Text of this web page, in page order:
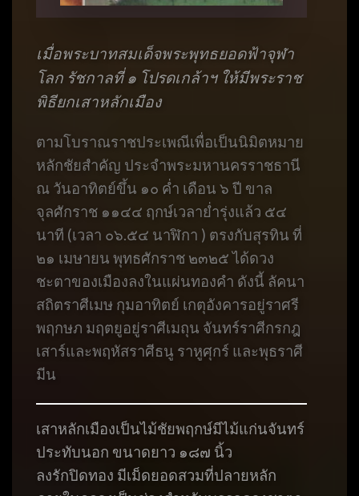
เมื่อพระบาทสมเด็จพระพุทธยอดฟ้าจุฬา
โลก รัชกาลที่ ๑ โปรดเกล้าฯ ให้มีพระราช
พิธียกเสาหลักเมือง
ตามโบราณราชประเพณีเพื่อเป็นนิมิตหมาย
หลักชัยสำคัญ ประจำพระมหานครราชธานี
ณ วันอาทิตย์ขึ้น ๑๐ ค่ำ เดือน ๖ ปี ขาล
จุลศักราช ๑๑๔๔ ฤกษ์เวลาย่ำรุ่งแล้ว ๕๔
นาที (เวลา ๐๖.๕๔ นาฬิกา ) ตรงกับสุรทิน ที่
๒๑ เมษายน พุทธศักราช ๒๓๒๕ ได้ดวง
ชะตาของเมืองลงในแผ่นทองคำ ดังนี้ ลัคนา
สถิตราศีเมษ กุมอาทิตย์ เกตุอังคารอยู่ราศรี
พฤกษภ มฤตยูอยู่ราศีเมถุน จันทร์ราศีกรกฎ
เสาร์และพฤหัสราศีธนู ราหูศุกร์ และพุธราศี
มีน
เสาหลักเมืองเป็นไม้ชัยพฤกษ์มีไม้แก่นจันทร์
ประทับนอก ขนาดยาว ๑๘๗ นิ้ว
ลงรักปิดทอง มีเม็ดยอดสวมที่ปลายหลัก